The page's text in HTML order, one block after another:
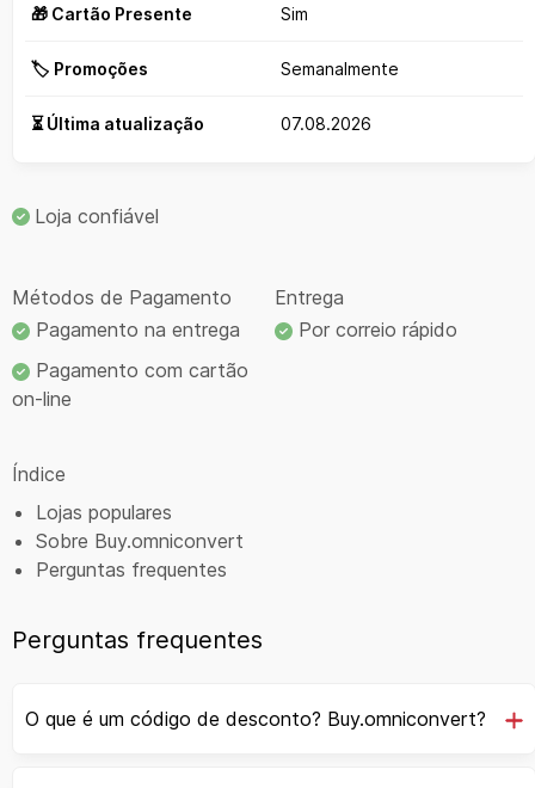
🎁 Cartão Presente Sim
🏷️ Promoções Semanalmente
⏳ Última atualização 07.08.2026
Loja confiável
Métodos de Pagamento
Pagamento na entrega
Pagamento com cartão
on-line
Entrega
Por correio rápido
Índice
Lojas populares
Sobre Buy.omniconvert
Perguntas frequentes
Perguntas frequentes
O que é um código de desconto? Buy.omniconvert?